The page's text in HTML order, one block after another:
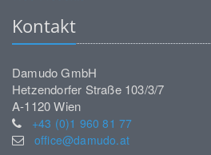
Kontakt
Damudo GmbH
Hetzendorfer Straße 103/3/7
A-1120 Wien
+43 (0)1 960 81 77
office@damudo.at